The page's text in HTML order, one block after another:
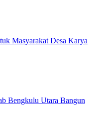
Masyarakat Desa Karya
Bengkulu Utara Bangun